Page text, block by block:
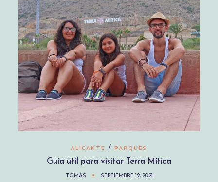
ALICANTE / PARQUES
Guía útil para visitar Terra Mítica
TOMÁS SEPTIEMBRE 12, 2021